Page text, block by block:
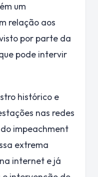
um
relação aos
por parte da
pode intervir
histórico e
nas redes
impeachment
extrema
internet e já